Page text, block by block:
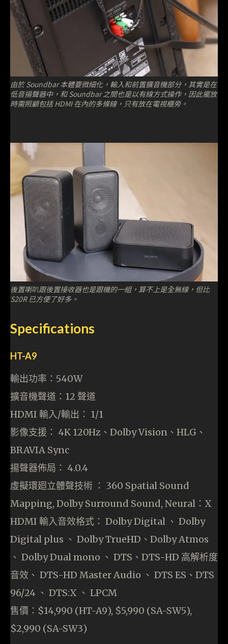
由於 Soundbar 本體要微細化，輸入和前置擴音機部分，其實是在
低音揚聲器中，和 Soundbar 之間也是以有線方式操作，因此擺放
時需照顧包括 HDMI 在內的多條線，只有放在電視櫃旁。
後置喇叭跟後置接收器也是跟機的一組，算不上是全無線，但比
S20R 已方便了好多。
Specifications
HT-A9
輸出功率：540W
擴音機聲道：12 聲道
HDMI 輸入/輸出： 1/1
影像支援： 4K 120Hz、Dolby Vision、HLG、
BRAVIA Sync
揚聲器佈局： 4.0.4
虛擬環廻立體聲技術 ： 360 Spatial Sound
Mapping, Dolby Surround Sound, Neural：X
HDMI 輸入音效格式： Dolby Digital 、 Dolby
Digital plus 、 Dolby TrueHD、Dolby Atmos
、 Dolby Dual mono 、 DTS、DTS-HD 高解析度
音效、 DTS-HD Master Audio 、 DTS ES、DTS
96/24 、 DTS:X 、 LPCM
售價：$14,990 (HT-A9), $5,990 (SA-SW5),
$2,990 (SA-SW3)